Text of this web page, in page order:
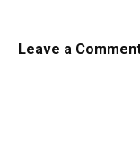
Leave a